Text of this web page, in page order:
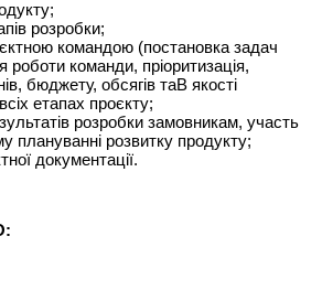
розробки;
командою (постановка задач
роботи команди, пріоритизація,
бюджету, обсягів таВ якості
етапах проєкту;
розробки замовникам, участь
плануванні розвитку продукту;
документації.